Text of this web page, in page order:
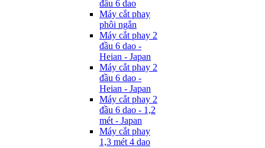
đầu 6 dao
Máy cắt phay
phôi ngắn
Máy cắt phay 2
đầu 6 dao -
Heian - Japan
Máy cắt phay 2
đầu 6 dao -
Heian - Japan
Máy cắt phay 2
đầu 6 dao - 1,2
mét - Japan
Máy cắt phay
1,3 mét 4 dao